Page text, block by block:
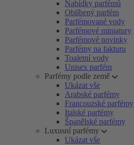
Nabídky parfémů
Oblíbený parfém
Parfémované vody
Parfémové miniatury
Parfémové novinky
Parfémy na fakturu
Toaletní vody
Unisex parfém
Parfémy podle země
Ukázat vše
Arabské parfémy
Francouzské parfémy
Italské parfémy
Španělské parfémy
Luxusní parfémy
Ukázat vše